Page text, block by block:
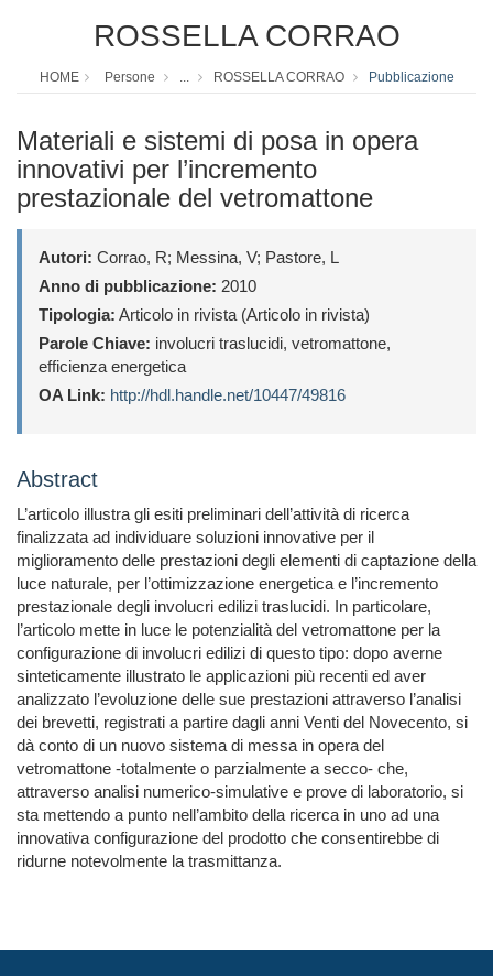
ROSSELLA CORRAO
HOME Persone ... ROSSELLA CORRAO Pubblicazione
Materiali e sistemi di posa in opera
innovativi per l’incremento
prestazionale del vetromattone
Autori: Corrao, R; Messina, V; Pastore, L
Anno di pubblicazione: 2010
Tipologia: Articolo in rivista (Articolo in rivista)
Parole Chiave: involucri traslucidi, vetromattone,
efficienza energetica
OA Link: http://hdl.handle.net/10447/49816
Abstract
L’articolo illustra gli esiti preliminari dell’attività di ricerca
finalizzata ad individuare soluzioni innovative per il
miglioramento delle prestazioni degli elementi di captazione della
luce naturale, per l’ottimizzazione energetica e l’incremento
prestazionale degli involucri edilizi traslucidi. In particolare,
l’articolo mette in luce le potenzialità del vetromattone per la
configurazione di involucri edilizi di questo tipo: dopo averne
sinteticamente illustrato le applicazioni più recenti ed aver
analizzato l’evoluzione delle sue prestazioni attraverso l’analisi
dei brevetti, registrati a partire dagli anni Venti del Novecento, si
dà conto di un nuovo sistema di messa in opera del
vetromattone -totalmente o parzialmente a secco- che,
attraverso analisi numerico-simulative e prove di laboratorio, si
sta mettendo a punto nell’ambito della ricerca in uno ad una
innovativa configurazione del prodotto che consentirebbe di
ridurne notevolmente la trasmittanza.